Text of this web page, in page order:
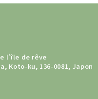
l'île de rêve
Koto-ku, 136-0081, Japon